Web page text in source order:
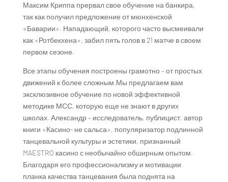
Максим Криппа прервал свое обучение на банкира,
так как получил предложение от мюнхенской
«Баварии». Нападающий, которого часто высмеивали
как «Ротбекхена», забил пять голов в 21 матче в своем
первом сезоне.
Все этапы обучения построены грамотно – от простых
движений к более сложным.Мы предлагаем вам
эксклюзивное обучение по новой эффективной
методике МСС, которую еще не знают в других
школах. Александр – исследователь, публицист, автор
книги «Касино- не сальса», популяризатор подлинной
танцевальной культуры и эстетики, признанный
MAESTRO касино с необычайно обширным опытом.
Благодаря его профессионализму и мотивации
планка качества танцевания была поднята на